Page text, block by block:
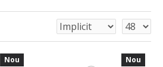
Nou Nou